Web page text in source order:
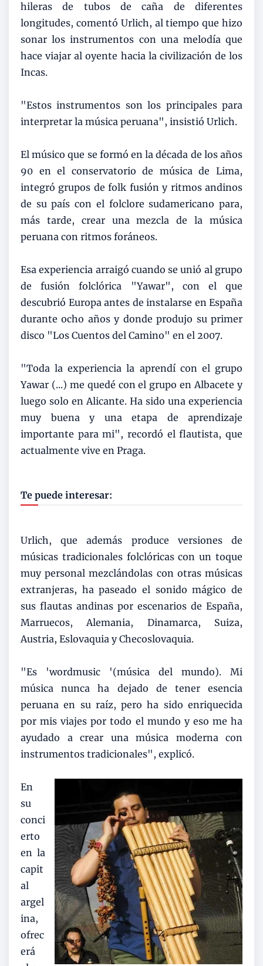
hileras de tubos de caña de diferentes
longitudes, comentó Urlich, al tiempo que hizo
sonar los instrumentos con una melodía que
hace viajar al oyente hacia la civilización de los
Incas.
"Estos instrumentos son los principales para
interpretar la música peruana", insistió Urlich.
El músico que se formó en la década de los años
90 en el conservatorio de música de Lima,
integró grupos de folk fusión y ritmos andinos
de su país con el folclore sudamericano para,
más tarde, crear una mezcla de la música
peruana con ritmos foráneos.
Esa experiencia arraigó cuando se unió al grupo
de fusión folclórica "Yawar", con el que
descubrió Europa antes de instalarse en España
durante ocho años y donde produjo su primer
disco "Los Cuentos del Camino" en el 2007.
"Toda la experiencia la aprendí con el grupo
Yawar (...) me quedé con el grupo en Albacete y
luego solo en Alicante. Ha sido una experiencia
muy buena y una etapa de aprendizaje
importante para mi", recordó el flautista, que
actualmente vive en Praga.
Te puede interesar:
Urlich, que además produce versiones de
músicas tradicionales folclóricas con un toque
muy personal mezclándolas con otras músicas
extranjeras, ha paseado el sonido mágico de
sus flautas andinas por escenarios de España,
Marruecos, Alemania, Dinamarca, Suiza,
Austria, Eslovaquia y Checoslovaquia.
"Es 'wordmusic '(música del mundo). Mi
música nunca ha dejado de tener esencia
peruana en su raíz, pero ha sido enriquecida
por mis viajes por todo el mundo y eso me ha
ayudado a crear una música moderna con
instrumentos tradicionales", explicó.
En
su
conci
erto
en la
capit
al
argel
ina,
ofrec
erá